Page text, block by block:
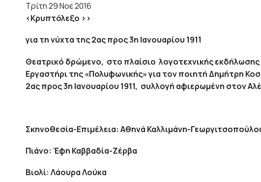
Τρίτη 29 Νοε 2016
<Κρυπτόλεξο >>
για τη νύχτα της 2ας προς 3η Ιανουαρίου 1911
Θεατρικό δρώμενο, στο πλαίσιο λογοτεχνικής
Εργαστήρι της «Πολυφωνικής» για τον ποιητή Δημήτρη
2ας προς 3η Ιανουαρίου 1911, συλλογή αφιερωμένη στον
Σκηνοθεσία-Επιμέλεια: Αθηνά Καλλιμάνη-
Πιάνο: Έφη Καββαδία-Ζέρβα
Βιολί: Λάουρα Λούκα